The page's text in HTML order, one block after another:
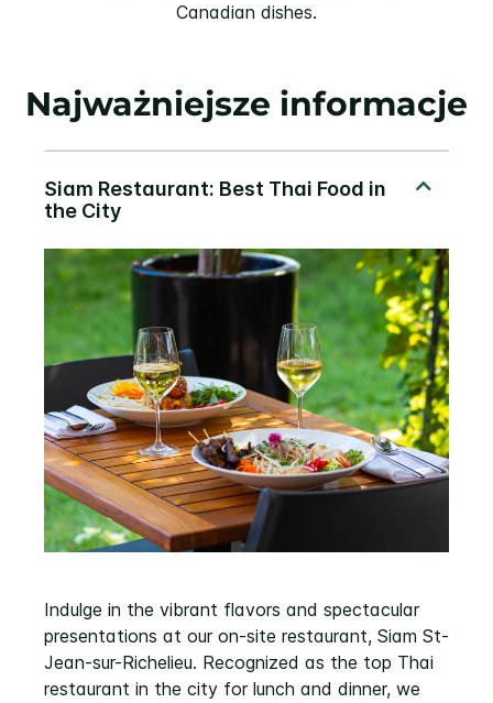
Canadian dishes.
Najważniejsze informacje
Indulge in the vibrant flavors and spectacular
presentations at our on-site restaurant, Siam St-
Jean-sur-Richelieu. Recognized as the top Thai
restaurant in the city for lunch and dinner, we